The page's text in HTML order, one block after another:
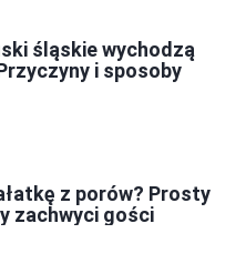
śląskie wychodzą
i sposoby
z porów? Prosty
zachwyci gości